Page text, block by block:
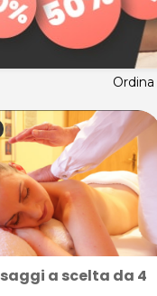
Ordina
e sportivo
a scelta da